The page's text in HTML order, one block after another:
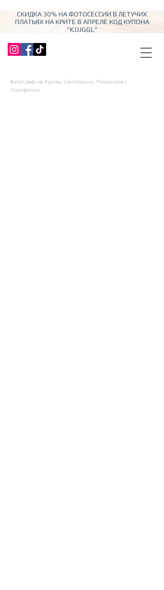
СКИДКА 30% НА ФОТОСЕССИИ В ЛЕТУЧИХ
ПЛАТЬЯХ НА КРИТЕ В АПРЕЛЕ КОД КУПОНА
"KJJJGGL"
Фотограф на Крите, Санторини, Миконосе |
Портфолио